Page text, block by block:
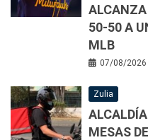
ALCANZA
50-50 A
MLB
07/08/2026
Zulia
MESAS